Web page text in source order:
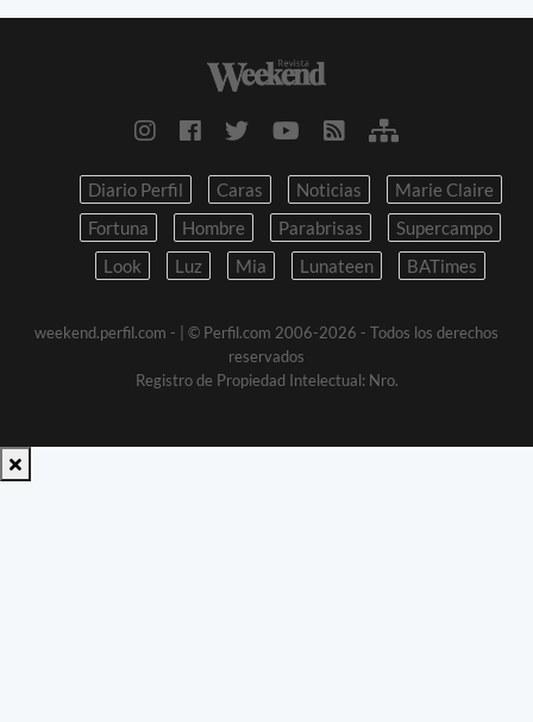
Diario Perfil Caras Noticias
Marie Claire
Fortuna
Hombre Parabrisas
Supercampo
Look
Luz Mia Lunateen BATimes
weekend.perfil.com -
| © Perfil.com 2006-2026 - Todos los derechos
reservados
Registro de Propiedad Intelectual: Nro.